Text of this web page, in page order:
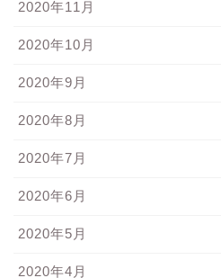
2020年11月
2020年10月
2020年9月
2020年8月
2020年7月
2020年6月
2020年5月
2020年4月